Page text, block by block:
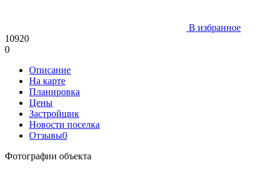
В избранное
10920
0
Описание
На карте
Планировка
Цены
Застройщик
Новости поселка
Отзывы0
Фотографии объекта